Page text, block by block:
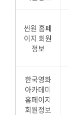
씬원 홈페
이지 회원
정보
한국영화
아카데미
홈페이지
회원정보